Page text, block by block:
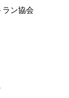
ラン協会